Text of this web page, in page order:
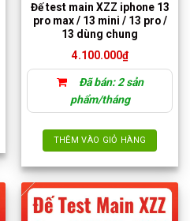
Đế test main XZZ iphone 13
pro max / 13 mini / 13 pro /
13 dùng chung
4.100.000₫
Đã bán: 2 sản
phẩm/tháng
THÊM VÀO GIỎ HÀNG